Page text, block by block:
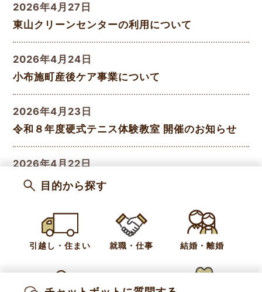
2026年4月27日
東山クリーンセンターの利用について
2026年4月24日
小布施町産後ケア事業について
2026年4月23日
令和８年度硬式テニス体験教室 開催のお知らせ
2026年4月22日
AC長野パルセイロ・バドミントンクラブと包括
連携協定を締結しました
2026年4月20日
小布施町UIJターン地域の担い手支援育成助成金
目的から探す
引越し・住まい 就職・仕事 結婚・離婚